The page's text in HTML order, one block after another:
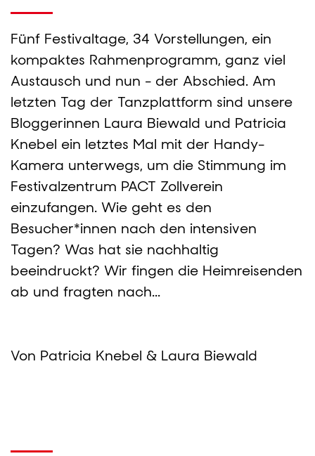
Fünf Festivaltage, 34 Vorstellungen, ein
kompaktes Rahmenprogramm, ganz viel
Austausch und nun - der Abschied. Am
letzten Tag der Tanzplattform sind unsere
Bloggerinnen Laura Biewald und Patricia
Knebel ein letztes Mal mit der Handy-
Kamera unterwegs, um die Stimmung im
Festivalzentrum PACT Zollverein
einzufangen. Wie geht es den
Besucher*innen nach den intensiven
Tagen? Was hat sie nachhaltig
beeindruckt? Wir fingen die Heimreisenden
ab und fragten nach...
Von Patricia Knebel & Laura Biewald